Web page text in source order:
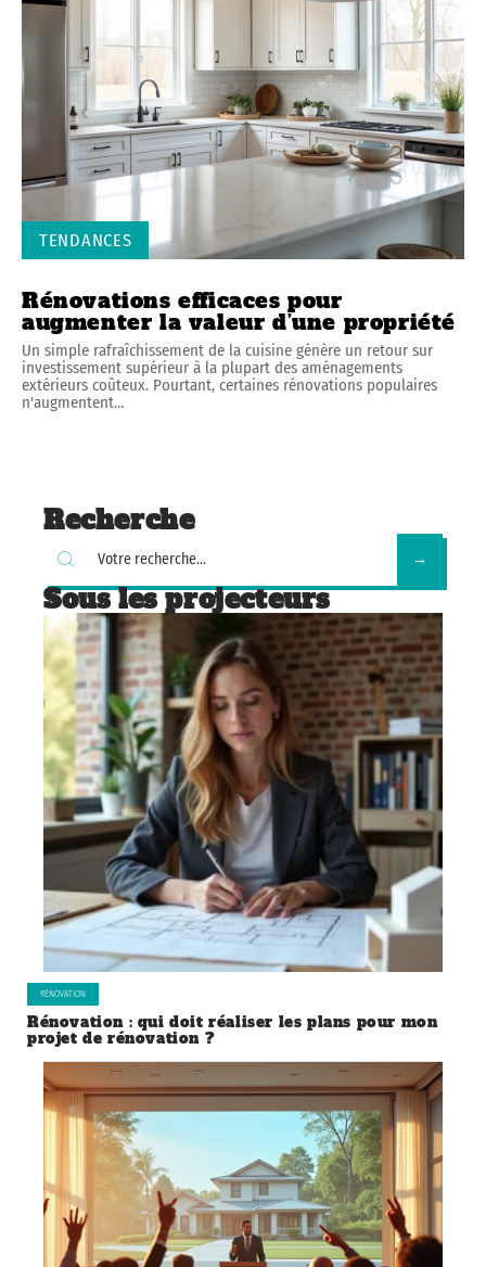
TENDANCES
Rénovations efficaces pour
augmenter la valeur d’une propriété
Un simple rafraîchissement de la cuisine génère un retour sur
investissement supérieur à la plupart des aménagements
extérieurs coûteux. Pourtant, certaines rénovations populaires
n'augmentent…
Recherche
Sous les projecteurs
RÉNOVATION
Rénovation : qui doit réaliser les plans pour mon
projet de rénovation ?